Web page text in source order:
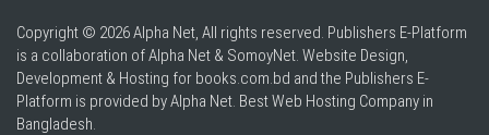
Copyright © 2026 Alpha Net, All rights reserved. Publishers E-Platform
is a collaboration of Alpha Net & SomoyNet. Website Design,
Development & Hosting for books.com.bd and the Publishers E-
Platform is provided by Alpha Net. BestWeb Hosting Company in
Bangladesh.